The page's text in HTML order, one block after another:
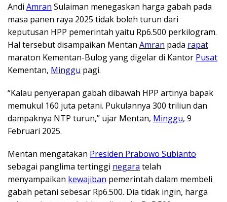
Andi Amran Sulaiman menegaskan harga gabah pada
masa panen raya 2025 tidak boleh turun dari
keputusan HPP pemerintah yaitu Rp6.500 perkilogram.
Hal tersebut disampaikan Mentan Amran pada rapat
maraton Kementan-Bulog yang digelar di Kantor Pusat
Kementan, Minggu pagi.
“Kalau penyerapan gabah dibawah HPP artinya bapak
memukul 160 juta petani. Pukulannya 300 triliun dan
dampaknya NTP turun,” ujar Mentan, Minggu, 9
Februari 2025.
Mentan mengatakan Presiden Prabowo Subianto
sebagai panglima tertinggi negara telah
menyampaikan kewajiban pemerintah dalam membeli
gabah petani sebesar Rp6.500. Dia tidak ingin, harga